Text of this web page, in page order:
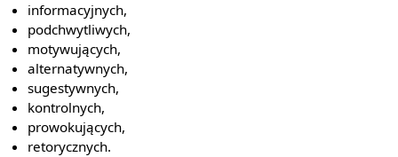
informacyjnych,
podchwytliwych,
motywujących,
alternatywnych,
sugestywnych,
kontrolnych,
prowokujących,
retorycznych.